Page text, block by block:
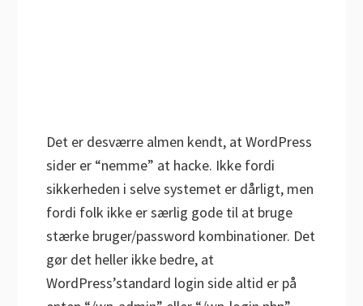
Det er desværre almen kendt, at WordPress
sider er “nemme” at hacke. Ikke fordi
sikkerheden i selve systemet er dårligt, men
fordi folk ikke er særlig gode til at bruge
stærke bruger/password kombinationer. Det
gør det heller ikke bedre, at
WordPress’standard login side altid er på